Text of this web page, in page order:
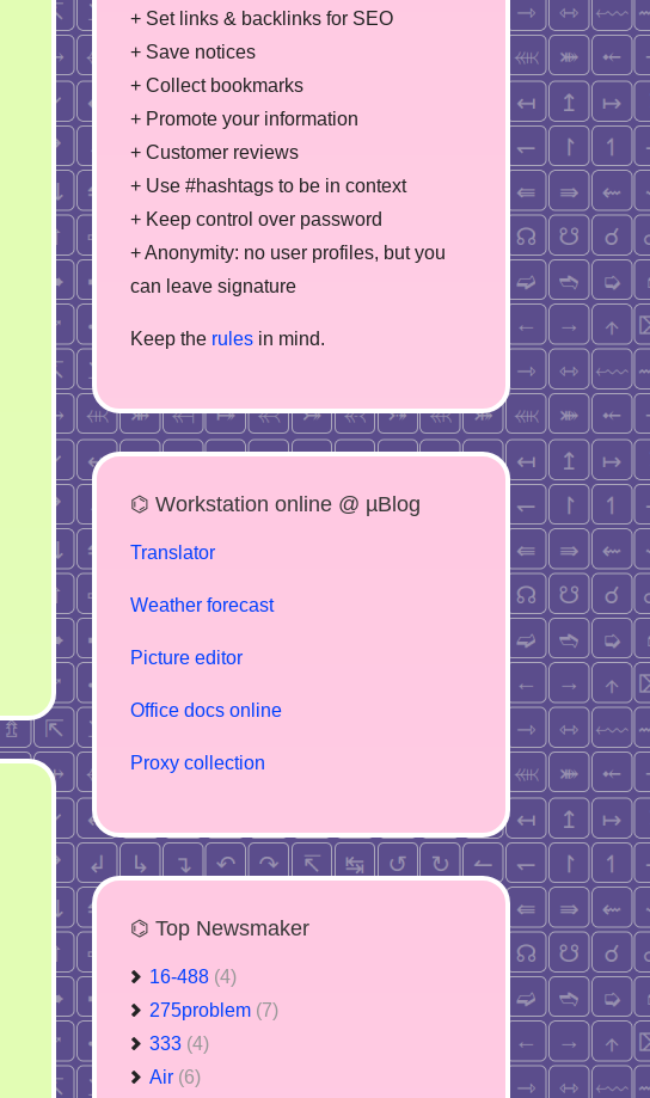
+ Set links & backlinks for SEO
+ Save notices
+ Collect bookmarks
+ Promote your information
+ Customer reviews
+ Use #hashtags to be in context
+ Keep control over password
+ Anonymity: no user profiles, but you
can leave signature
Keep the rules in mind.
⌬ Workstation online @ µBlog
Translator
Weather forecast
Picture editor
Office docs online
Proxy collection
⌬ Top Newsmaker
16-488 (4)
275problem (7)
333 (4)
Air (6)